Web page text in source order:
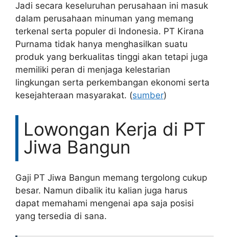
Jadi secara keseluruhan perusahaan ini masuk
dalam perusahaan minuman yang memang
terkenal serta populer di Indonesia. PT Kirana
Purnama tidak hanya menghasilkan suatu
produk yang berkualitas tinggi akan tetapi juga
memiliki peran di menjaga kelestarian
lingkungan serta perkembangan ekonomi serta
kesejahteraan masyarakat. (sumber)
Lowongan Kerja di PT
Jiwa Bangun
Gaji PT Jiwa Bangun memang tergolong cukup
besar. Namun dibalik itu kalian juga harus
dapat memahami mengenai apa saja posisi
yang tersedia di sana.